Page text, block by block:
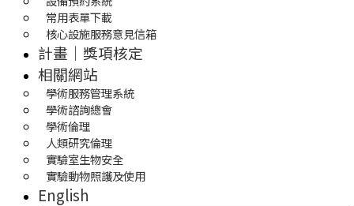
常用表單下載
核心設施服務意見信箱
計畫｜獎項核定
相關網站
學術服務管理系統
學術諮詢總會
學術倫理
人類研究倫理
實驗室生物安全
實驗動物照護及使用
English